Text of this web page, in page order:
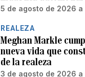
5 de agosto de 2026 a
REALEZA
Meghan Markle
nueva vida que
de la realeza
3 de agosto de 2026 a